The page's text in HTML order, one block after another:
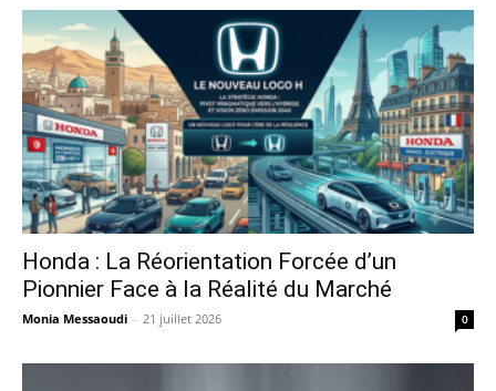
Honda : La Réorientation Forcée d’un
Pionnier Face à la Réalité du Marché
Monia Messaoudi - 21 juillet 2026 0